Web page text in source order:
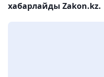
хабарлайды Zakon.kz.